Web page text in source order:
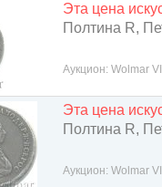
Эта цена
Полтина R,
Аукцион: Wolmar
Эта цена
Полтина R,
Аукцион: Wolmar